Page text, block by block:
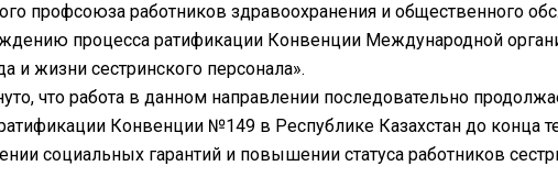
профсоюза работников здравоохранения и общественного
процесса ратификации Конвенции Международной
и жизни сестринского персонала».
что работа в данном направлении последовательно
Конвенции №149 в Республике Казахстан до конца
социальных гарантий и повышении статуса работников